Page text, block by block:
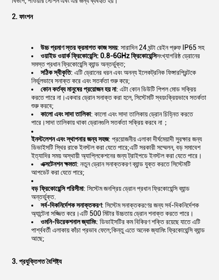
2. ফাংশন
উচ্চ প্রমাণ স্তর ক্রমাগত কাজ সময়: সারাদিন 24 ঘন্টা রেইন প্রুফ IP65 সহ
ওয়াইড ওয়ার্ক ফ্রিকোয়েন্সি: 0.8-6GHz ফ্রিকোয়েন্সিসংখ্যাগরিষ্ঠ ড্রোনের
সমস্ত প্রধান ফ্রিকোয়েন্সি ব্যান্ড অন্তর্ভুক্ত;
সঠিক স্বীকৃতি: এটি ড্রোনের ধরন এবং অনন্য ইলেকট্রনিক ফিঙ্গারপ্রিন্টকে
নির্ভুলভাবে সনাক্ত করে এবং সতর্কতা শুরু করে;
কোন কর্তব্য মানুষের প্রয়োজন হয় না: এটা কোন ডিউটি ​​পিপল মোড সক্রিয়
করতে পারে না।একবার ড্রোন সনাক্ত করা হলে, সিস্টেমটি স্বয়ংক্রিয়ভাবে সতর্কতা
শুরু করবে;
কালো এবং সাদা তালিকা: কালো এবং সাদা তালিকায় ড্রোন চিহ্নিত করতে
পারে।সাদা তালিকায় থাকা ড্রোনগুলি সতর্কতা সক্রিয় করবে না；
ইনস্টলেশন এবং স্থাপনার জন্য সহজ: প্রয়োজনীয় এলাকা দীর্ঘমেয়াদী সুরক্ষার জন্য
ডিভাইসটি স্থির রাকে ইনস্টল করা যেতে পারে;এটি সরকারী সম্মেলন, বড় সমাবেশ
ইত্যাদির সময় অস্থায়ী অ্যাপ্লিকেশনের জন্য ট্রাইপডে ইনস্টল করা যেতে পারে।
এক্সটেনশন ক্ষমতা: নতুন ড্রোন সনাক্তকরণ ব্যান্ড যুক্ত করতে সিস্টেমটি
আপডেট করা যেতে পারে;
বড় ফ্রিকোয়েন্সি পরিসীমা: সিস্টেম জনপ্রিয় ড্রোন প্রধান ফ্রিকোয়েন্সি ব্যান্ড
অন্তর্ভুক্ত.
সর্ব-দিকনির্দেশক সনাক্তকরণ: সিস্টেম সনাক্তকরণের জন্য সর্ব-দিকনির্দেশক
অ্যান্টেনা সজ্জিত করে।এটি 500 মিটার উচ্চতায় ড্রোন শনাক্ত করতে পারে।
ওমনি-ডিরেকশনাল জ্যামিং: ডিভাইসটির কম বিকিরণ শক্তি রয়েছে যাতে এটি
পার্শ্ববর্তী এলাকায় কাঁচা প্রভাব ফেলে;কিন্তু এতে অনেক জ্যামিং ফ্রিকোয়েন্সি ব্যান্ড
আছে;
3. প্রযুক্তিগত বৈশিষ্ট্য